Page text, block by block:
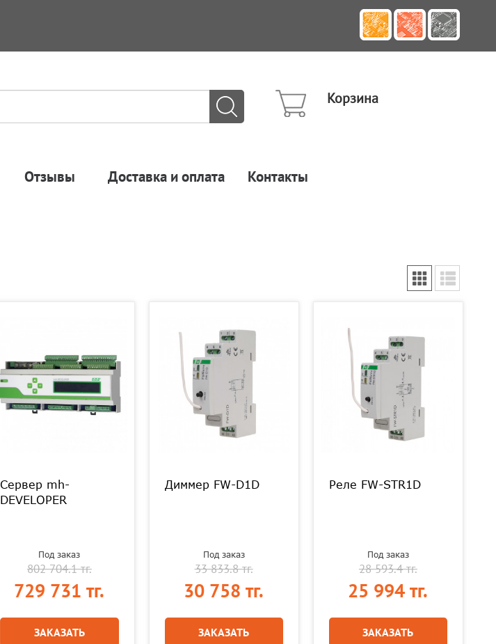
Корзина
Отзывы Доставка и оплата Контакты
Сервер mh-
DEVELOPER
Под заказ
802 704.1 тг.
729 731 тг.
ЗАКАЗАТЬ
Диммер FW-D1D
Под заказ
33 833.8 тг.
30 758 тг.
ЗАКАЗАТЬ
Реле FW-STR1D
Под заказ
28 593.4 тг.
25 994 тг.
ЗАКАЗАТЬ